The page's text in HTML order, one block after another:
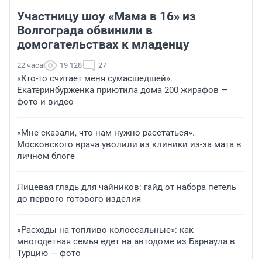
Участницу шоу «Мама в 16» из
Волгограда обвинили в
домогательствах к младенцу
22 часа 19 128 27
«Кто-то считает меня сумасшедшей».
Екатеринбурженка приютила дома 200 жирафов —
фото и видео
«Мне сказали, что нам нужно расстаться».
Московского врача уволили из клиники из-за мата в
личном блоге
Лицевая гладь для чайников: гайд от набора петель
до первого готового изделия
«Расходы на топливо колоссальные»: как
многодетная семья едет на автодоме из Барнаула в
Турцию — фото